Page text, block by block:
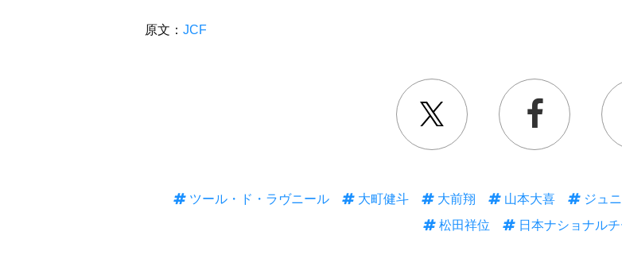
原文： JCF
ツール・ド・ラヴニール 大町健斗 大前翔 山本大喜 ジュ
松田祥位
日本ナショナル